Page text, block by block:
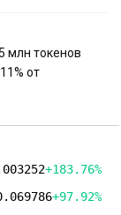
млн токенов
от
+183.76%
+97.92%